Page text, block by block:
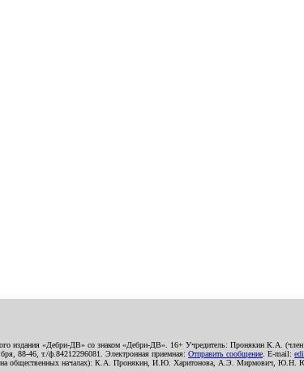
издания «Дебри-ДВ» со знаком «Дебри-ДВ». 16+ Учредитель: Пронякин К.А.
88-46, т./ф.84212296081. Электронная приемная: Отправить сообщение . E-mail:
ДВ» (на общественных началах): К.А. Пронякин, И.Ю. Харитонова, А.Э.